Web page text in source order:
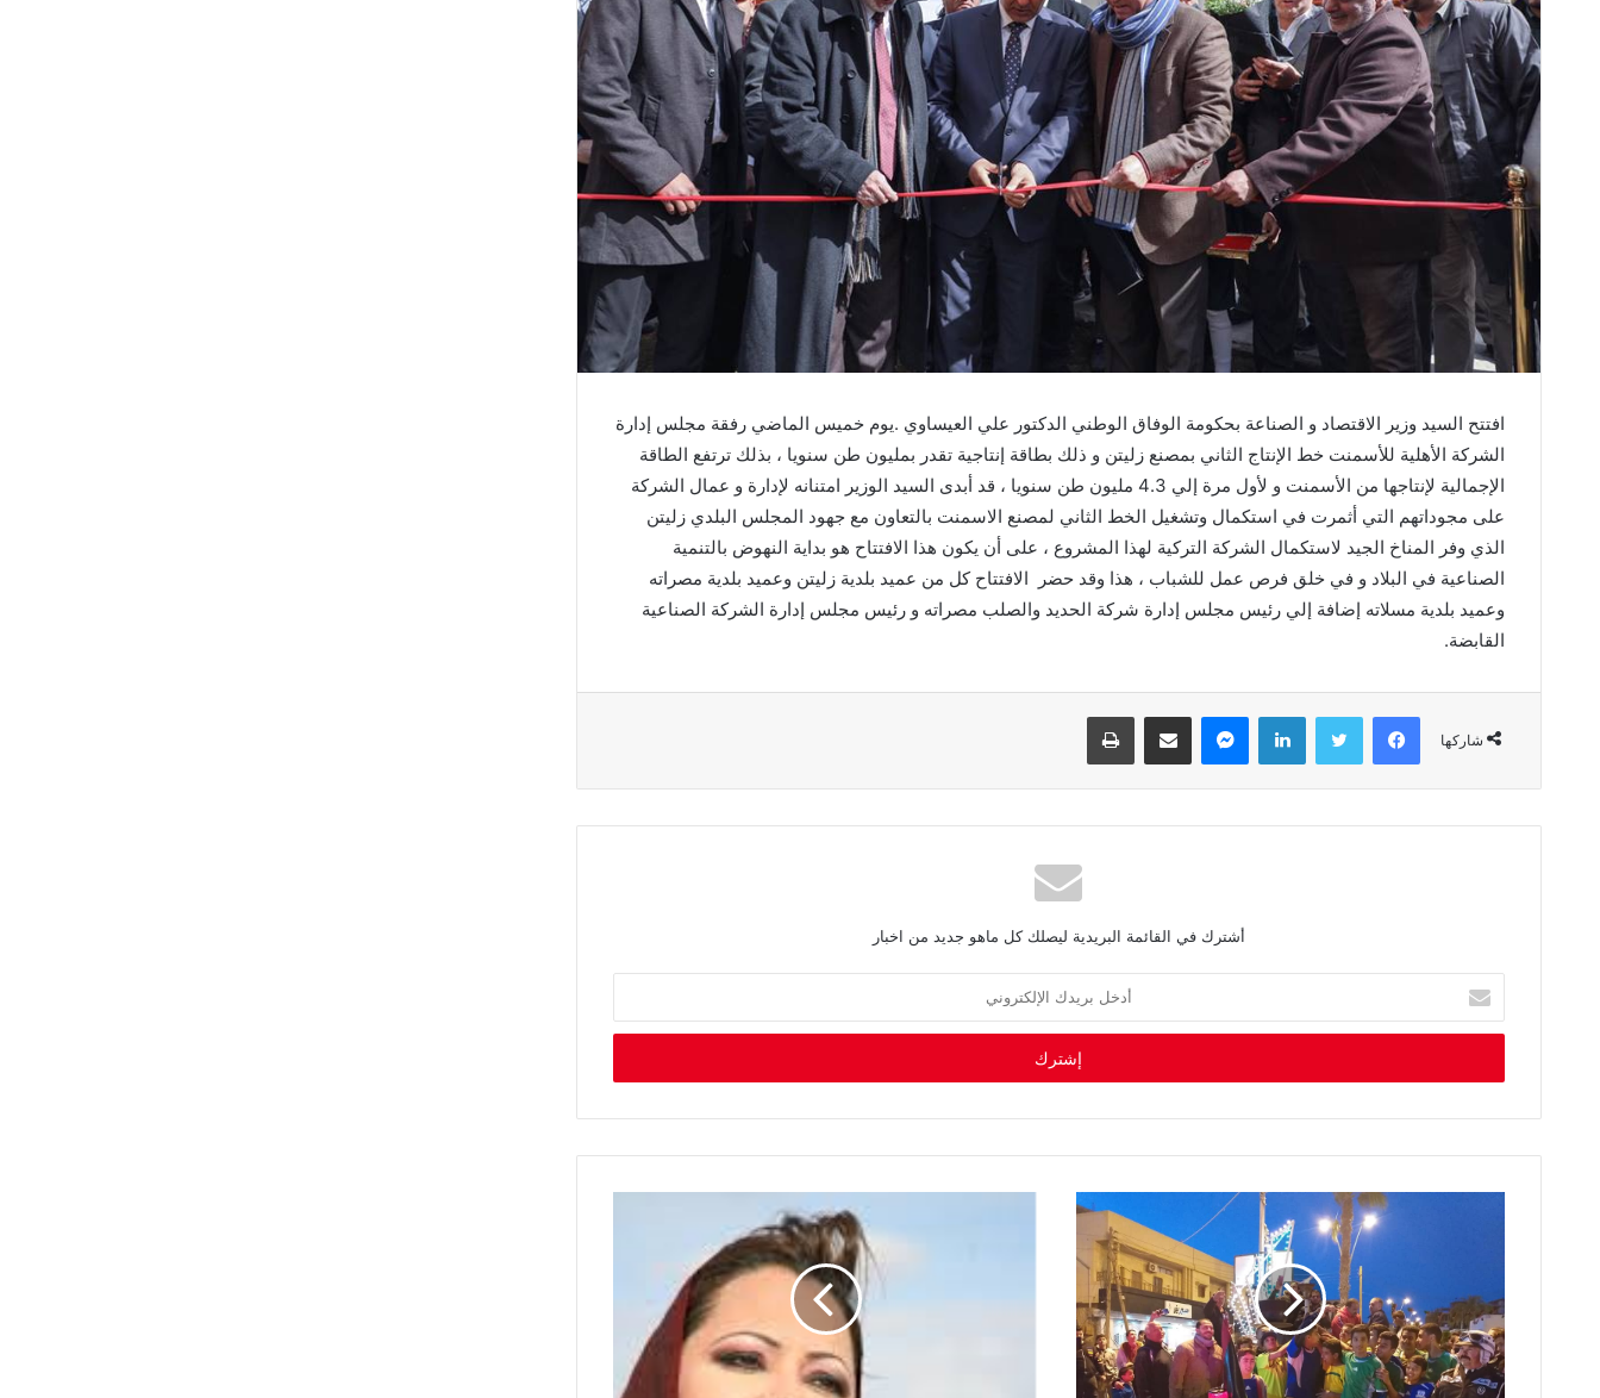
افتتح السيد وزير الاقتصاد و الصناعة بحكومة الوفاق الوطني الدكتور علي العيساوي .يوم خميس الماضي رفقة مجلس إدارة
الشركة الأهلية للأسمنت خط الإنتاج الثاني بمصنع زليتن و ذلك بطاقة إنتاجية تقدر بمليون طن سنويا ، بذلك ترتفع الطاقة
الإجمالية لإنتاجها من الأسمنت و لأول مرة إلي 4.3 مليون طن سنويا ، قد أبدى السيد الوزير امتنانه لإدارة و عمال الشركة
على مجوداتهم التي أثمرت في استكمال وتشغيل الخط الثاني لمصنع الاسمنت بالتعاون مع جهود المجلس البلدي زليتن
الذي وفر المناخ الجيد لاستكمال الشركة التركية لهذا المشروع ، على أن يكون هذا الافتتاح هو بداية النهوض بالتنمية
الصناعية في البلاد و في خلق فرص عمل للشباب ، هذا وقد حضر الافتتاح كل من عميد بلدية زليتن وعميد بلدية مصراته
وعميد بلدية مسلاته إضافة إلي رئيس مجلس إدارة شركة الحديد والصلب مصراته و رئيس مجلس إدارة الشركة الصناعية
القابضة.
شاركها
فيسبوك تويتر لينكدإن ماسنجر مشاركة عبر البريد طباعة
أشترك في القائمة البريدية ليصلك كل ماهو جديد من اخبار
خ
ب
د
ك
ت
ر
و